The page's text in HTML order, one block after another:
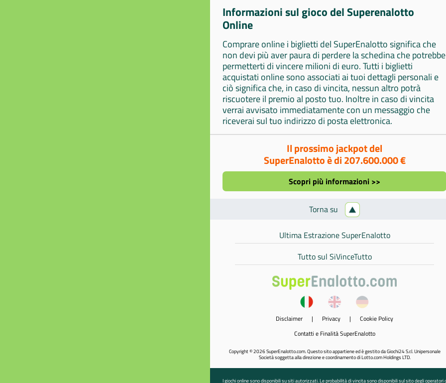
Informazioni sul gioco del Superenalotto
Online
Comprare online i biglietti del SuperEnalotto significa che
non devi più aver paura di perdere la schedina che potrebbe
permetterti di vincere milioni di euro. Tutti i biglietti
acquistati online sono associati ai tuoi dettagli personali e
ciò significa che, in caso di vincita, nessun altro potrà
riscuotere il premio al posto tuo. Inoltre in caso di vincita
verrai avvisato immediatamente con un messaggio che
riceverai sul tuo indirizzo di posta elettronica.
Il prossimo jackpot del
SuperEnalotto è di 207.600.000 €
Scopri più informazioni >>
Torna su
Ultima Estrazione SuperEnalotto
Tutto sul SiVinceTutto
Disclaimer | Privacy | Cookie Policy
Contatti e Finalità SuperEnalotto
Copyright © 2026 SuperEnalotto.com. Questo sito appartiene ed è gestito da Giochi24 S.r.l. Unipersonale
Società soggetta alla direzione e coordinamento di Lotto.com Holdings LTD.
I giochi online sono disponibili su siti autorizzati. Le probabilità di vincita sono disponibili sul sito degli operatori